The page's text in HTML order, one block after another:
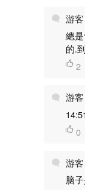
游
總
的.
 2
游
 0
游
脑